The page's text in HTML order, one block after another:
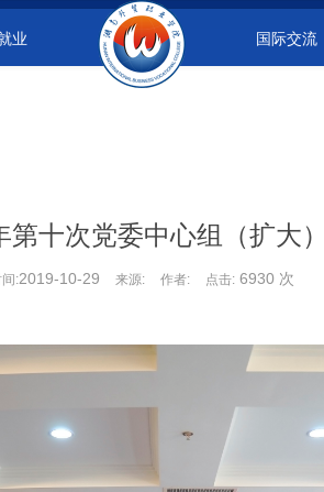
业 国际交流
第十次党委中心组（扩大
间:2019-10-29 来源: 作者: 点击: 6930 次